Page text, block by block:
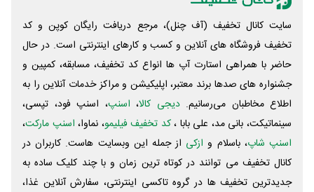
سایت کانال تخفیف (آف چنل)، مرجع دریافت رایگان کوپن و کد
تخفیف فروشگاه های آنلاین و کسب و‌ کارهای اینترنتی است. در حال
حاضر با همراهی استارت آپ ها انواع کد تخفیف، مسابقه، کمپین و
جشنواره های صدها برند معتبر، اپلیکیشن و مراکز خدمات آنلاین را به
اطلاع مخاطبان می‌رسانیم. دیجی کالا، اسنپ، اسنپ فود، تپسی،
سینماتیکت، بانی مد، علی‌ بابا ،کد تخفیف فیلیمو، نماوا، اسنپ مارکت،
اسنپ شاپ، باسلام و ازکی از جمله این وبسایت ‌هاست. کاربران در
کانال تخفیف می توانند در کوتاه ترین زمان و با چند کلیک ساده به
جدیدترین تخفیف ها در گروه تاکسی اینترنتی، سفارش آنلاین غذا،